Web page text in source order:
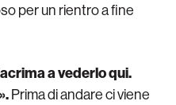
per un rientro a fine
a vederlo qui.
Prima di andare ci viene